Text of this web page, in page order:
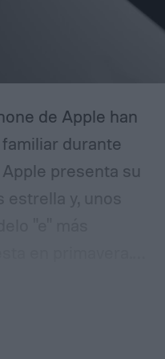
Apple explotaba
que procesan
de Apple han
durante
presenta su
estrella y, unos
pero puede